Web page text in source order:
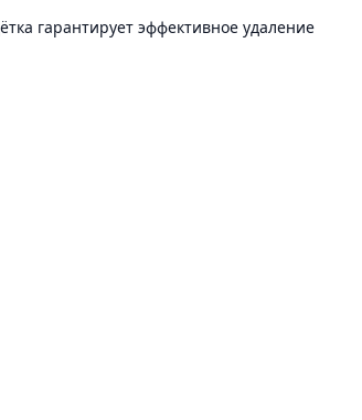
гарантирует эффективное удаление